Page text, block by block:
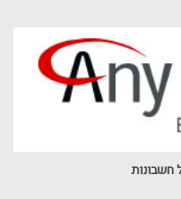
חשבונות